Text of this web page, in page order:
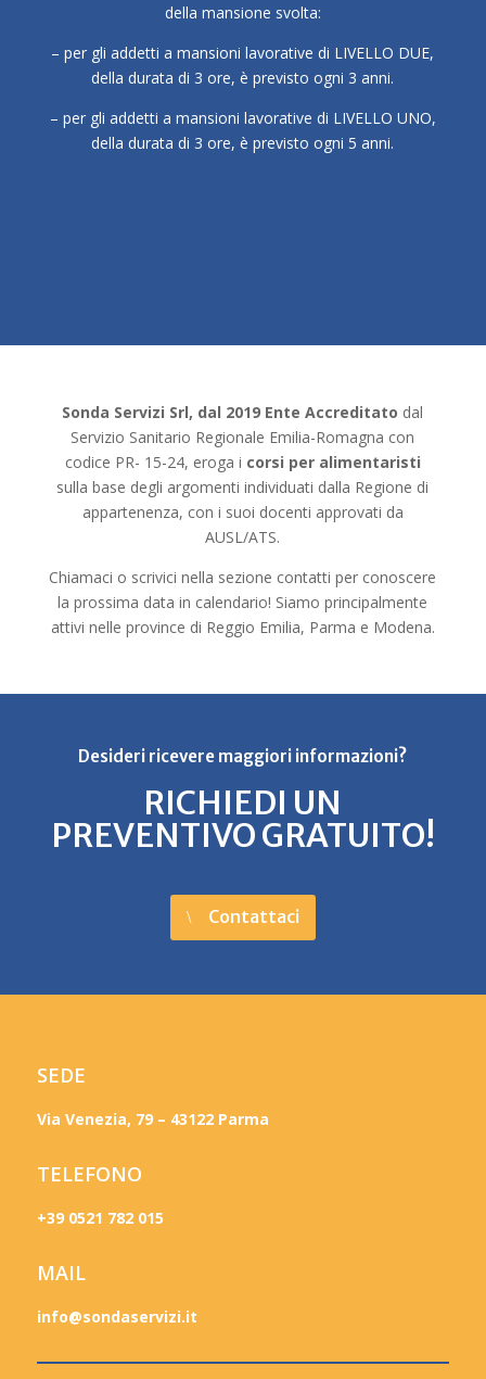
della mansione svolta:
– per gli addetti a mansioni lavorative di LIVELLO DUE,
della durata di 3 ore, è previsto ogni 3 anni.
– per gli addetti a mansioni lavorative di LIVELLO UNO,
della durata di 3 ore, è previsto ogni 5 anni.
Sonda Servizi Srl, dal 2019 Ente Accreditato dal
Servizio Sanitario Regionale Emilia-Romagna con
codice PR- 15-24, eroga i corsi per alimentaristi
sulla base degli argomenti individuati dalla Regione di
appartenenza, con i suoi docenti approvati da
AUSL/ATS.
Chiamaci o scrivici nella sezione contatti per conoscere
la prossima data in calendario! Siamo principalmente
attivi nelle province di Reggio Emilia, Parma e Modena.
Desideri ricevere maggiori informazioni?
RICHIEDI UN
PREVENTIVO GRATUITO!
Contattaci
SEDE
Via Venezia, 79 – 43122 Parma
TELEFONO
+39 0521 782 015
MAIL
info@sondaservizi.it